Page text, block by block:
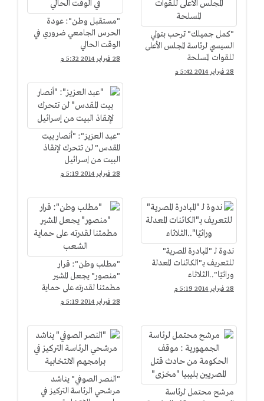
"كمل جميلك" ترحب بتولي
السيسي لرئاسة المجلس الأعلى
للقوات المسلحة
28 فبراير 2014 5:42 م
"مستقبل وطن": عودة
الحرس الجامعي ضروري في
الوقت الحالي
28 فبراير 2014 5:32 م
"عبد العزيز": "أنصار بيت
المقدس" لن تتحرك لإنقاذ
البيت من إسرائيل
28 فبراير 2014 5:19 م
ندوة لـ "المبادرة المصرية"
للتعريف بـ"الكائنات المعدلة
وراثيًا"..الثلاثاء
28 فبراير 2014 5:19 م
"مطلب وطن": قرار
"منصور" يجعل المشير
مطمئنا لقدرته على حماية
الشعب
28 فبراير 2014 5:19 م
مرشح محتمل لرئاسة
"النصر الصوفي" يناشد
مرشحي الرئاسة التركيز في